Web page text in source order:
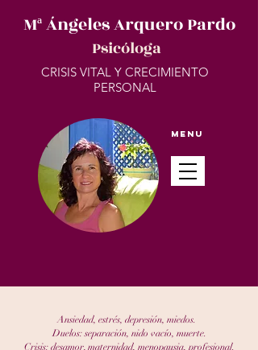
Mª Ángeles Arquero Pardo
Psicóloga
CRISIS VITAL Y CRECIMIENTO
PERSONAL
Menu
Ansiedad, estrés, depresión, miedos.
Duelos: separación, nido vacío, muerte.
Crisis: desamor, maternidad, menopausia, profesional.